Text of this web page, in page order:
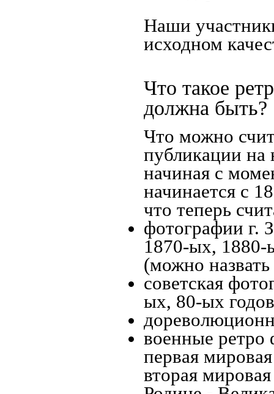
Наши
исходном
Что такое
должна быть?
Что можно
публикации
начиная c
начинается с
что теперь
фотографии г.
1870-ых, 1880-
(можно
советская
ых, 80-ых
военные ретро
первая
вторая